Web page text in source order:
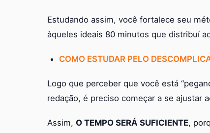
Estudando assim, você fortalece seu
àqueles ideais 80 minutos que distribuí
COMO ESTUDAR PELO
Logo que perceber que você está
redação, é preciso começar a se ajustar
Assim, O TEMPO SERÁ SUFICIENTE,